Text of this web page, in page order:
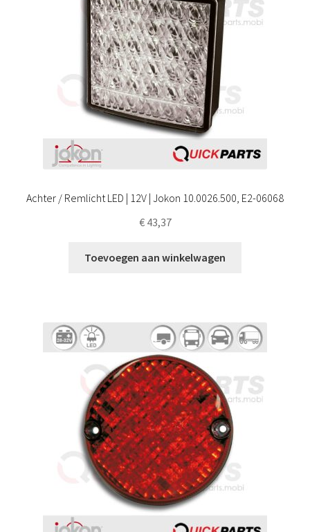
Achter / Remlicht LED | 12V | Jokon 10.0026.500, E2-06068
€43,37
Toevoegen aan winkelwagen